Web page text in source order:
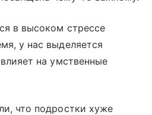
в высоком стрессе
у нас выделяется
на умственные
что подростки хуже